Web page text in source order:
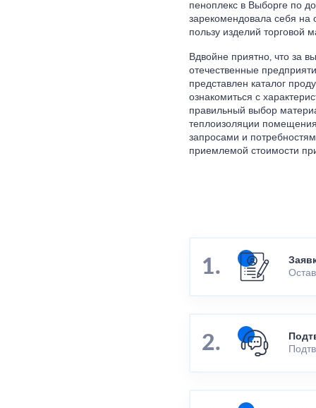
пеноплекс в Выборге по
зарекомендовала себя на
пользу изделий торговой
Вдвойне приятно, что за
отечественные
представлен каталог
ознакомиться с
правильный выбор
теплоизоляции
запросами и
приемлемой стоимости